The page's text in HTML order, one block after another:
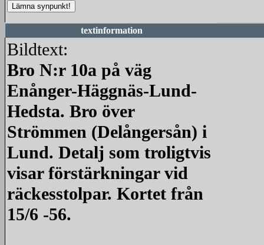
textinformation
Bildtext:
Bro N:r 10a på väg
Enånger-Häggnäs-Lund-
Hedsta. Bro över
Strömmen (Delångersån) i
Lund. Detalj som troligtvis
visar förstärkningar vid
räckesstolpar. Kortet från
15/6 -56.